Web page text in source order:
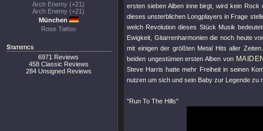
Arch Enemy (+21)
Arch Enemy (+21)
München
Rose Tattoo
Statistics
6971 Reviews
458 Classic Reviews
284 Unsigned Reviews
ersten sieben Alben inne birgt, wird kein
dieses unsterblichen Longplayers in Frage
welch Revolution dieses Stück Musik
Ewigkeit, Gitarrenharmonien die noch heute
mit einigen der größten Metal Hits aller
beiden ungestümen ersten Alben von
Steve Harris hatte mehr Freiheit in seinen
nutzen um sich und sein Baby zur Legende zu
"Run To The Hills"